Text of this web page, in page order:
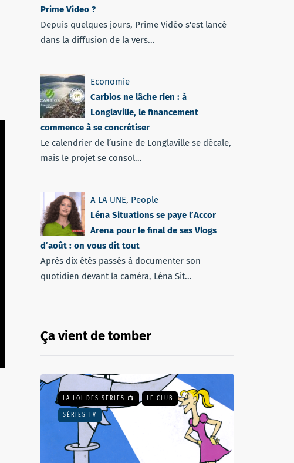
Prime Video ?
Depuis quelques jours, Prime Vidéo s'est lancé
dans la diffusion de la vers...
Economie
Carbios ne lâche rien : à
Longlaville, le financement
commence à se concrétiser
Le calendrier de l’usine de Longlaville se décale,
mais le projet se consol...
A LA UNE, People
Léna Situations se paye l’Accor
Arena pour le final de ses Vlogs
d’août : on vous dit tout
Après dix étés passés à documenter son
quotidien devant la caméra, Léna Sit...
Ça vient de tomber
LA LOI DES SÉRIES 📺 LE CLUB
SÉRIES TV